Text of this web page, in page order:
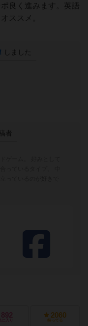
良く進みます。英語
ススメ。
しました
者
892
に入り
2060
持ってる